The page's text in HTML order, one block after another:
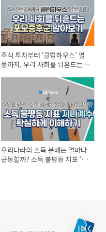
주식 투자부터 ‘클럽하우스’ 열
풍까지, 우리 사회를 뒤흔드는
우리나라의 소득 분배는 얼마나
균등할까? 소득 불평등 지표 ‘지